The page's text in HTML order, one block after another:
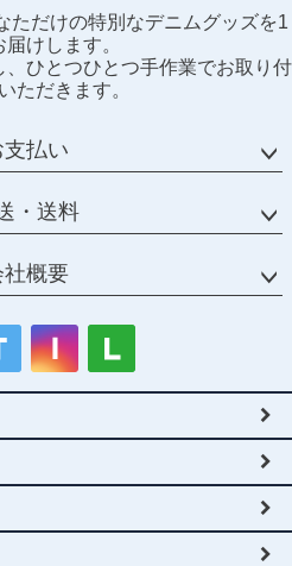
ジト
ップ
へ
ただけの特別なデニムグッズを1
けします。
ひとつひとつ手作業でお取り付
ただきます。
支払い
・送料
社概要